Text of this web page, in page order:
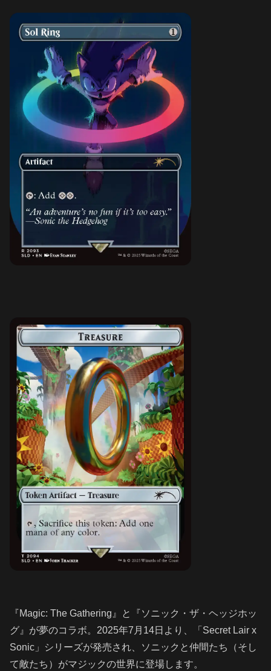
『Magic: The Gathering』と『ソニック・ザ・ヘッジホッ
グ』が夢のコラボ。2025年7月14日より、「Secret Lair x
Sonic」シリーズが発売され、ソニックと仲間たち（そし
て敵たち）がマジックの世界に登場します。